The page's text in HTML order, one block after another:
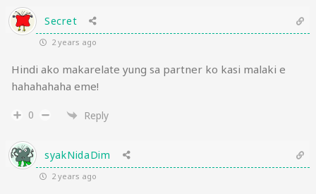
Secret
2 years ago
Hindi ako makarelate yung sa partner ko kasi malaki e
hahahahaha eme!
0 Reply
syakNidaDim
2 years ago